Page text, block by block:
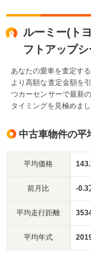
ルーミー(ト
フトアップ
あなたの愛車を査定す
より高額な査定金額を
つカーセンサーで最新
タイミングを見極めまし
中古車物件の平
平均価格
前月比 -0.3
平均走行距離
平均年式